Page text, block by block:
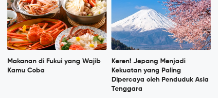
Makanan di Fukui yang Wajib
Kamu Coba
Keren! Jepang Menjadi
Kekuatan yang Paling
Dipercaya oleh Penduduk Asia
Tenggara